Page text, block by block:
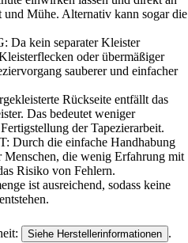
und Mühe. Alternativ kann sogar die
kein separater Kleister
oder übermäßiger
sauberer und einfacher
Rückseite entfällt das
Das bedeutet weniger
der Tapezierarbeit.
die einfache Handhabung
Menschen, die wenig Erfahrung mit
Risiko von Fehlern.
ist ausreichend, sodass keine
Siehe Herstellerinformationen .